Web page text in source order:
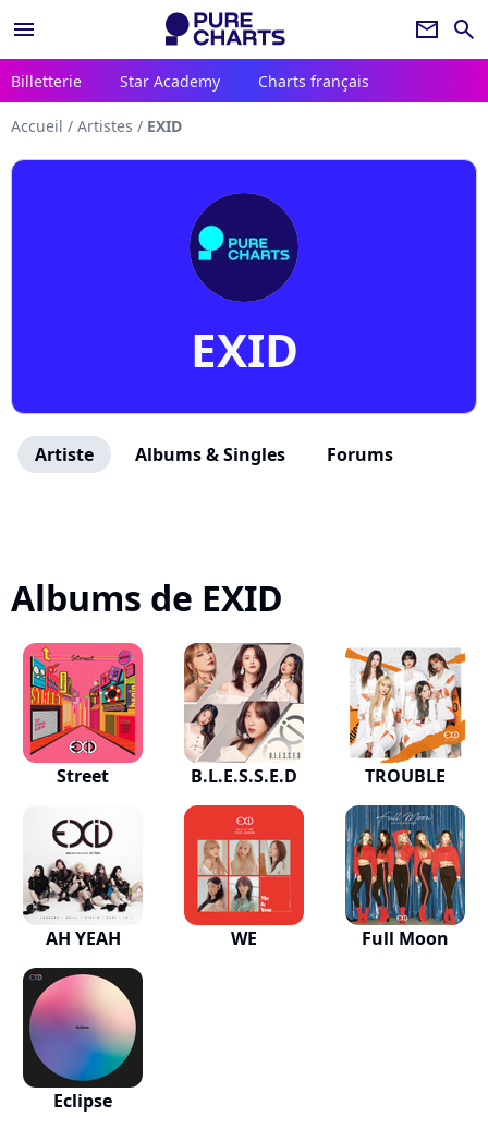
menu newsletter search
Billetterie Star Academy Charts français
Accueil / Artistes / EXID
EXID
Artiste Albums & Singles Forums
Albums de EXID
Street B.L.E.S.S.E.D TROUBLE
AH YEAH WE Full Moon
Eclipse